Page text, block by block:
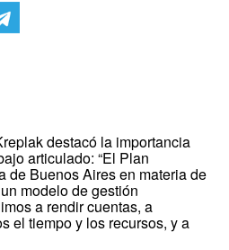
destacó la importancia
articulado: “El Plan
de Buenos Aires en materia de
modelo de gestión
a rendir cuentas, a
el tiempo y los recursos, y a